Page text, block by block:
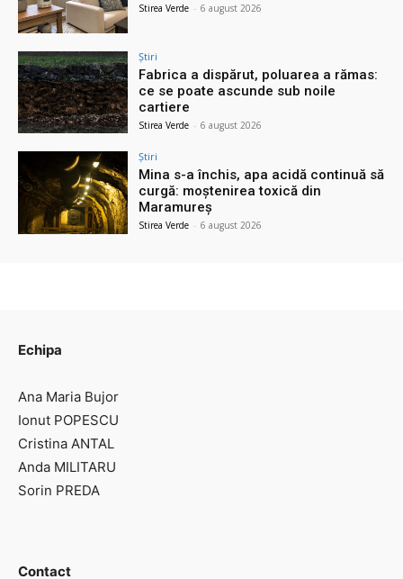
Stirea Verde - 6 august 2026
Știri
Fabrica a dispărut, poluarea a rămas:
ce se poate ascunde sub noile
cartiere
Stirea Verde - 6 august 2026
Știri
Mina s-a închis, apa acidă continuă să
curgă: moștenirea toxică din
Maramureș
Stirea Verde - 6 august 2026
Echipa
Ana Maria Bujor
Ionut POPESCU
Cristina ANTAL
Anda MILITARU
Sorin PREDA
Contact